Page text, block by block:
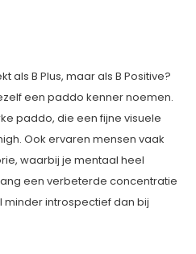
als B Plus, maar als B Positive?
een paddo kenner noemen.
paddo, die een fijne visuele
Ook ervaren mensen vaak
waarbij je mentaal heel
een verbeterde concentratie
minder introspectief dan bij